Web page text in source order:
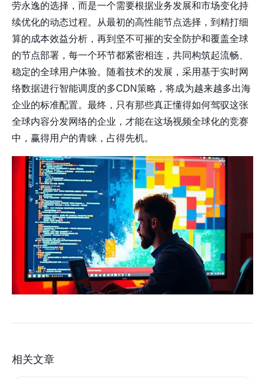
劳永逸的选择，而是一个需要根据业务发展和市场变化持
续优化的动态过程。从最初的高性能节点选择，到精打细
算的成本效益分析，再到坚不可摧的安全防护和覆盖全球
的节点部署，每一个环节都紧密相连，共同构筑起流畅、
稳定的全球用户体验。随着技术的发展，采用基于实时网
络数据进行智能调度的多CDN策略，将成为越来越多出海
企业的标准配置。最终，只有那些真正懂得如何驾驭这张
全球内容分发网络的企业，才能在这场视频全球化的竞赛
中，赢得用户的青睐，占得先机。
相关文章